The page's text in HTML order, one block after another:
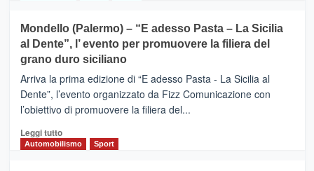
e
messaggi
di
CASTIGLIONE
DI
SICILIA
(Ct)
–
Il
Borgo
Gusto,
il
Mondello (Palermo) – “E adesso Pasta – La Sicilia
al Dente”, l’ evento per promuovere la filiera del
grano duro siciliano
Arriva la prima edizione di “E adesso Pasta - La Sicilia al
Dente”, l’evento organizzato da Fizz Comunicazione con
l’obiettivo di promuovere la filiera del...
Leggi tuttoLeggi
di
Automobilismo Sport